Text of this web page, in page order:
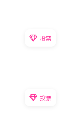
投票
投票